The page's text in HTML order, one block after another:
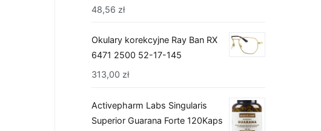
48,56 zł
Okulary korekcyjne Ray Ban RX
6471 2500 52-17-145
313,00 zł
Activepharm Labs Singularis
Superior Guarana Forte 120Kaps